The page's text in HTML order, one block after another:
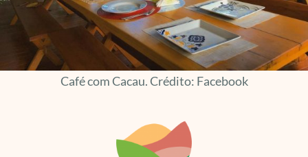
Café com Cacau. Crédito: Facebook